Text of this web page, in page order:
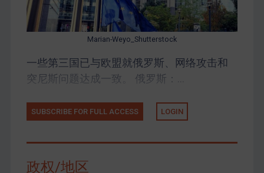
Marian-Weyo_Shutterstock
一些第三国已与欧盟就俄罗斯、网络攻击和
突尼斯问题达成一致。 俄罗斯：...
SUBSCRIBE FOR FULL ACCESS LOGIN
政权/地区